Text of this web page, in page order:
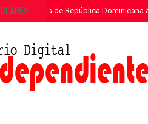
y la Armada de República